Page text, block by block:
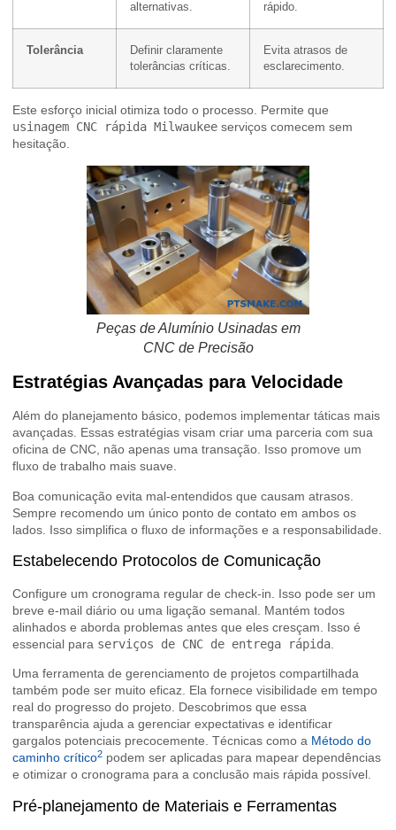
alternativas.
rápido.
Tolerância
Definir claramente
tolerâncias críticas.
Evita atrasos de
esclarecimento.
Este esforço inicial otimiza todo o processo. Permite que
usinagem CNC rápida Milwaukee serviços comecem sem
hesitação.
Peças de Alumínio Usinadas em
CNC de Precisão
Estratégias Avançadas para Velocidade
Além do planejamento básico, podemos implementar táticas mais
avançadas. Essas estratégias visam criar uma parceria com sua
oficina de CNC, não apenas uma transação. Isso promove um
fluxo de trabalho mais suave.
Boa comunicação evita mal-entendidos que causam atrasos.
Sempre recomendo um único ponto de contato em ambos os
lados. Isso simplifica o fluxo de informações e a responsabilidade.
Estabelecendo Protocolos de Comunicação
Configure um cronograma regular de check-in. Isso pode ser um
breve e-mail diário ou uma ligação semanal. Mantém todos
alinhados e aborda problemas antes que eles cresçam. Isso é
essencial para serviços de CNC de entrega rápida
Uma ferramenta de gerenciamento de projetos compartilhada
também pode ser muito eficaz. Ela fornece visibilidade em tempo
real do progresso do projeto. Descobrimos que essa
transparência ajuda a gerenciar expectativas e identificar
gargalos potenciais precocemente. Técnicas como a Método do
caminho crítico2 podem ser aplicadas para mapear dependências
e otimizar o cronograma para a conclusão mais rápida possível.
Pré-planejamento de Materiais e Ferramentas